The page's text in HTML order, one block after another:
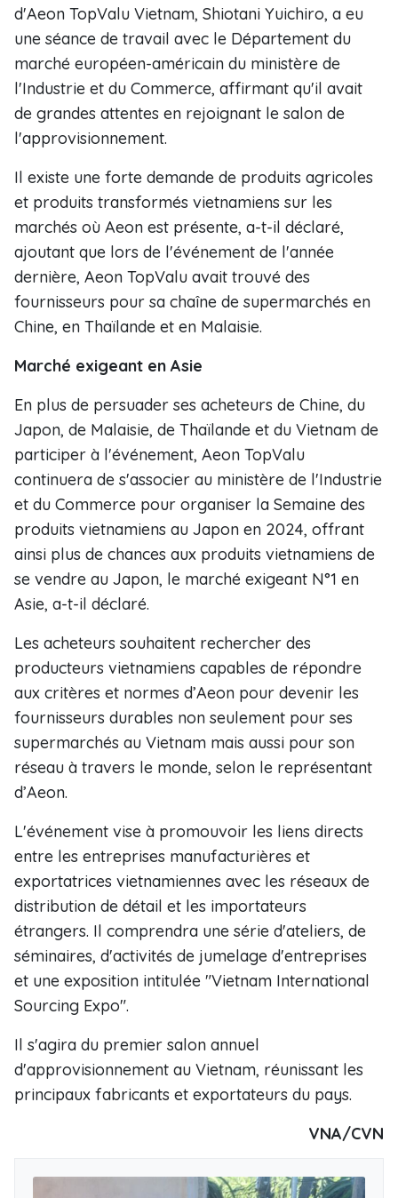
d'Aeon TopValu Vietnam, Shiotani Yuichiro, a eu
une séance de travail avec le Département du
marché européen-américain du ministère de
l'Industrie et du Commerce, affirmant qu'il avait
de grandes attentes en rejoignant le salon de
l'approvisionnement.
Il existe une forte demande de produits agricoles
et produits transformés vietnamiens sur les
marchés où Aeon est présente, a-t-il déclaré,
ajoutant que lors de l'événement de l'année
dernière, Aeon TopValu avait trouvé des
fournisseurs pour sa chaîne de supermarchés en
Chine, en Thaïlande et en Malaisie.
Marché exigeant en Asie
En plus de persuader ses acheteurs de Chine, du
Japon, de Malaisie, de Thaïlande et du Vietnam de
participer à l'événement, Aeon TopValu
continuera de s'associer au ministère de l'Industrie
et du Commerce pour organiser la Semaine des
produits vietnamiens au Japon en 2024, offrant
ainsi plus de chances aux produits vietnamiens de
se vendre au Japon, le marché exigeant N°1 en
Asie, a-t-il déclaré.
Les acheteurs souhaitent rechercher des
producteurs vietnamiens capables de répondre
aux critères et normes d’Aeon pour devenir les
fournisseurs durables non seulement pour ses
supermarchés au Vietnam mais aussi pour son
réseau à travers le monde, selon le représentant
d’Aeon.
L'événement vise à promouvoir les liens directs
entre les entreprises manufacturières et
exportatrices vietnamiennes avec les réseaux de
distribution de détail et les importateurs
étrangers. Il comprendra une série d'ateliers, de
séminaires, d'activités de jumelage d'entreprises
et une exposition intitulée "Vietnam International
Sourcing Expo".
Il s'agira du premier salon annuel
d'approvisionnement au Vietnam, réunissant les
principaux fabricants et exportateurs du pays.
VNA/CVN